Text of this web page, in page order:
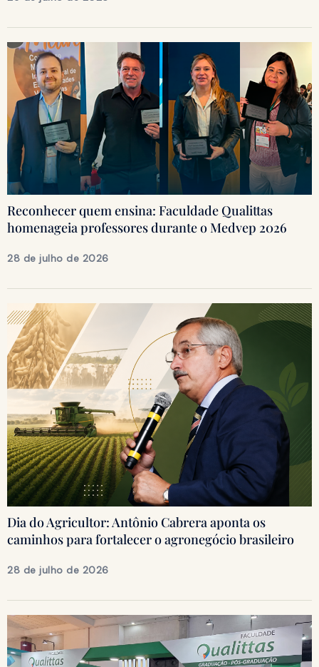
Reconhecer quem ensina: Faculdade Qualittas
homenageia professores durante o Medvep 2026
28 de julho de 2026
Dia do Agricultor: Antônio Cabrera aponta os
caminhos para fortalecer o agronegócio brasileiro
28 de julho de 2026